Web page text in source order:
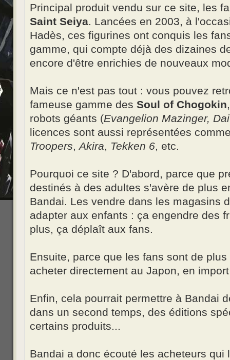
Principal produit vendu sur ce site, les
Saint Seiya. Lancées en 2003, à
Hadès, ces figurines ont conquis les
gamme, qui compte déjà des dizaines
encore d'être enrichies de nouveaux
Mais ce n'est pas tout : vous pouvez
fameuse gamme des Soul of Chogokin
robots géants (Evangelion Mazinger,
licences sont aussi représentées
Troopers,Akira, Tekken 6, etc.
Pourquoi ce site ? D'abord, parce que
destinés à des adultes s'avère de plus
Bandai. Les vendre dans les magasins
adapter aux enfants : ça engendre des
plus, ça déplaît aux fans.
Ensuite, parce que les fans sont de
acheter directement au Japon, en
Enfin, cela pourrait permettre à Bandai
dans un second temps, des éditions
certains produits...
Bandai a donc écouté les acheteurs qui